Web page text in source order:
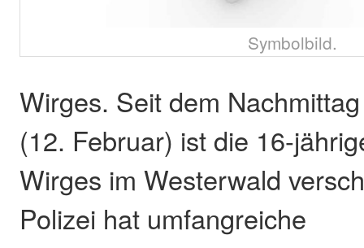
Symbolbild.
Wirges. Seit dem
(12. Februar) ist die 16-
Wirges im Westerwald
Polizei hat umfangreiche